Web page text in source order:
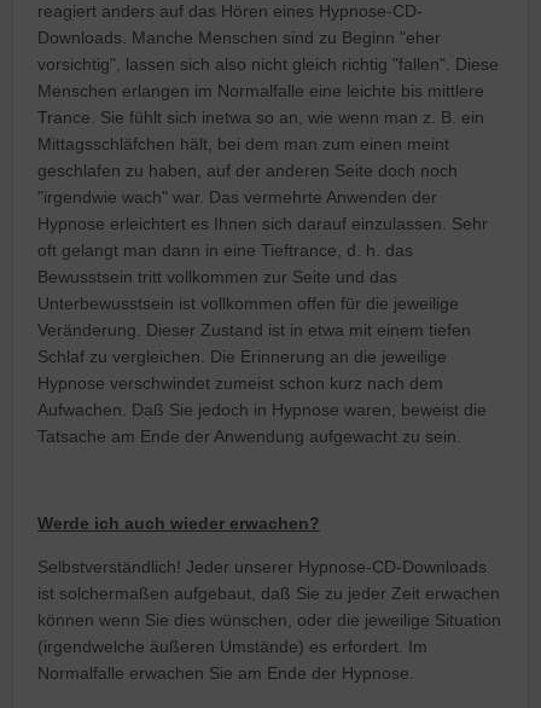
reagiert anders auf das Hören eines Hypnose-CD-
Downloads. Manche Menschen sind zu Beginn "eher
vorsichtig", lassen sich also nicht gleich richtig "fallen". Diese
Menschen erlangen im Normalfalle eine leichte bis mittlere
Trance. Sie fühlt sich inetwa so an, wie wenn man z. B. ein
Mittagsschläfchen hält, bei dem man zum einen meint
geschlafen zu haben, auf der anderen Seite doch noch
"irgendwie wach" war. Das vermehrte Anwenden der
Hypnose erleichtert es Ihnen sich darauf einzulassen. Sehr
oft gelangt man dann in eine Tieftrance, d. h. das
Bewusstsein tritt vollkommen zur Seite und das
Unterbewusstsein ist vollkommen offen für die jeweilige
Veränderung. Dieser Zustand ist in etwa mit einem tiefen
Schlaf zu vergleichen. Die Erinnerung an die jeweilige
Hypnose verschwindet zumeist schon kurz nach dem
Aufwachen. Daß Sie jedoch in Hypnose waren, beweist die
Tatsache am Ende der Anwendung aufgewacht zu sein.
Werde ich auch wieder erwachen?
Selbstverständlich! Jeder unserer Hypnose-CD-Downloads
ist solchermaßen aufgebaut, daß Sie zu jeder Zeit erwachen
können wenn Sie dies wünschen, oder die jeweilige Situation
(irgendwelche äußeren Umstände) es erfordert. Im
Normalfalle erwachen Sie am Ende der Hypnose.